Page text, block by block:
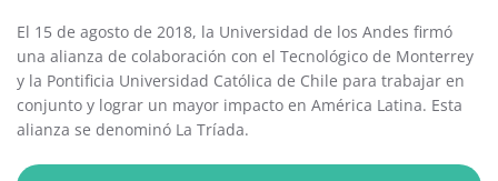
El 15 de agosto de 2018, la Universidad de los Andes firmó
una alianza de colaboración con el Tecnológico de Monterrey
y la Pontificia Universidad Católica de Chile para trabajar en
conjunto y lograr un mayor impacto en América Latina. Esta
alianza se denominó La Tríada.